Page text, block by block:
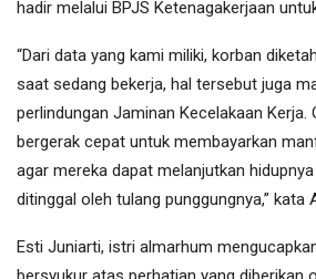
hadir melalui BPJS Ketenagakerjaan
“Dari data yang kami miliki, korban
saat sedang bekerja, hal tersebut juga
perlindungan Jaminan Kecelakaan Kerja.
bergerak cepat untuk membayarkan
agar mereka dapat melanjutkan
ditinggal oleh tulang punggungnya,” kata
Esti Juniarti, istri almarhum